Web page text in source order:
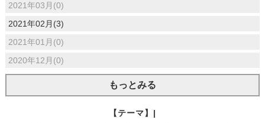
2021年03月(0)
2021年02月(3)
2021年01月(0)
2020年12月(0)
もっとみる
【テーマ】|